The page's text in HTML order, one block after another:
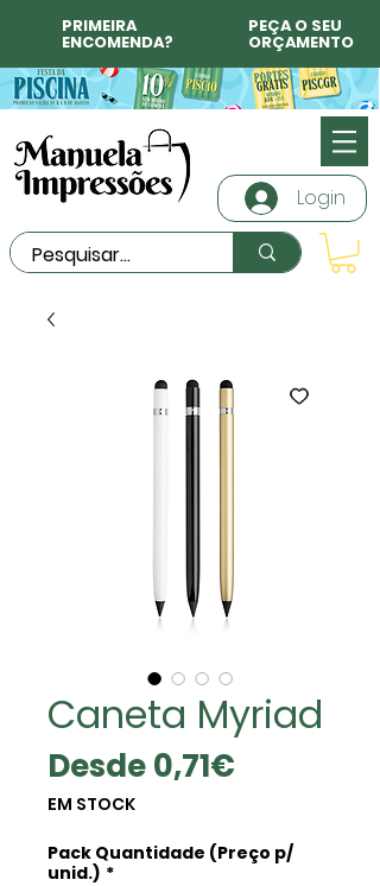
PRIMEIRA
ENCOMENDA?
PEÇA O SEU
ORÇAMENTO
Login
Caneta Myriad
Desde0,71€
oferta
EM STOCK
Pack Quantidade (Preço p/
unid.) *